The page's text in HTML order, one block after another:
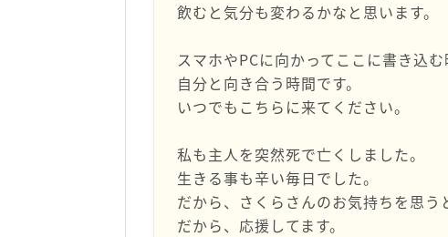
飲むと気分も変わるかなと思います。
スマホやPCに向かってここに書き込む
自分と向き合う時間です。
いつでもこちらに来てください。
私も主人を突然死で亡くしました。
生きる事も辛い毎日でした。
だから、さくらさんのお気持ちを思う
だから、応援してます。